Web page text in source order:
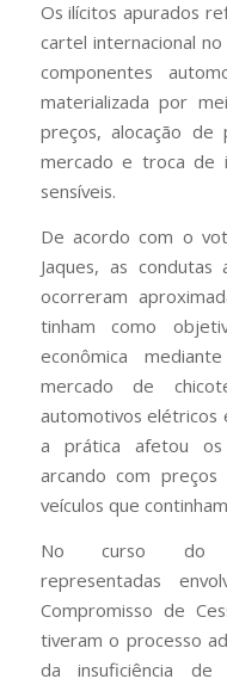
Os ilícitos apurados
cartel internacional
componentes
materializada por
preços, alocação de
mercado e troca de
sensíveis.
De acordo com o
Jaques, as
ocorreram
tinham como
econômica
mercado de
automotivos elétricos
a prática afetou os
arcando com preços
veículos que
No curso do
representadas
Compromisso de
tiveram o processo
da insuficiência de